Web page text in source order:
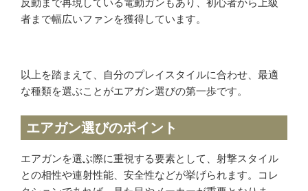
反動まで再現している電動ガンもあり、初心者から上級
者まで幅広いファンを獲得しています。
以上を踏まえて、自分のプレイスタイルに合わせ、最適
な種類を選ぶことがエアガン選びの第一歩です。
エアガン選びのポイント
エアガンを選ぶ際に重視する要素として、射撃スタイル
との相性や連射性能、安全性などが挙げられます。コレ